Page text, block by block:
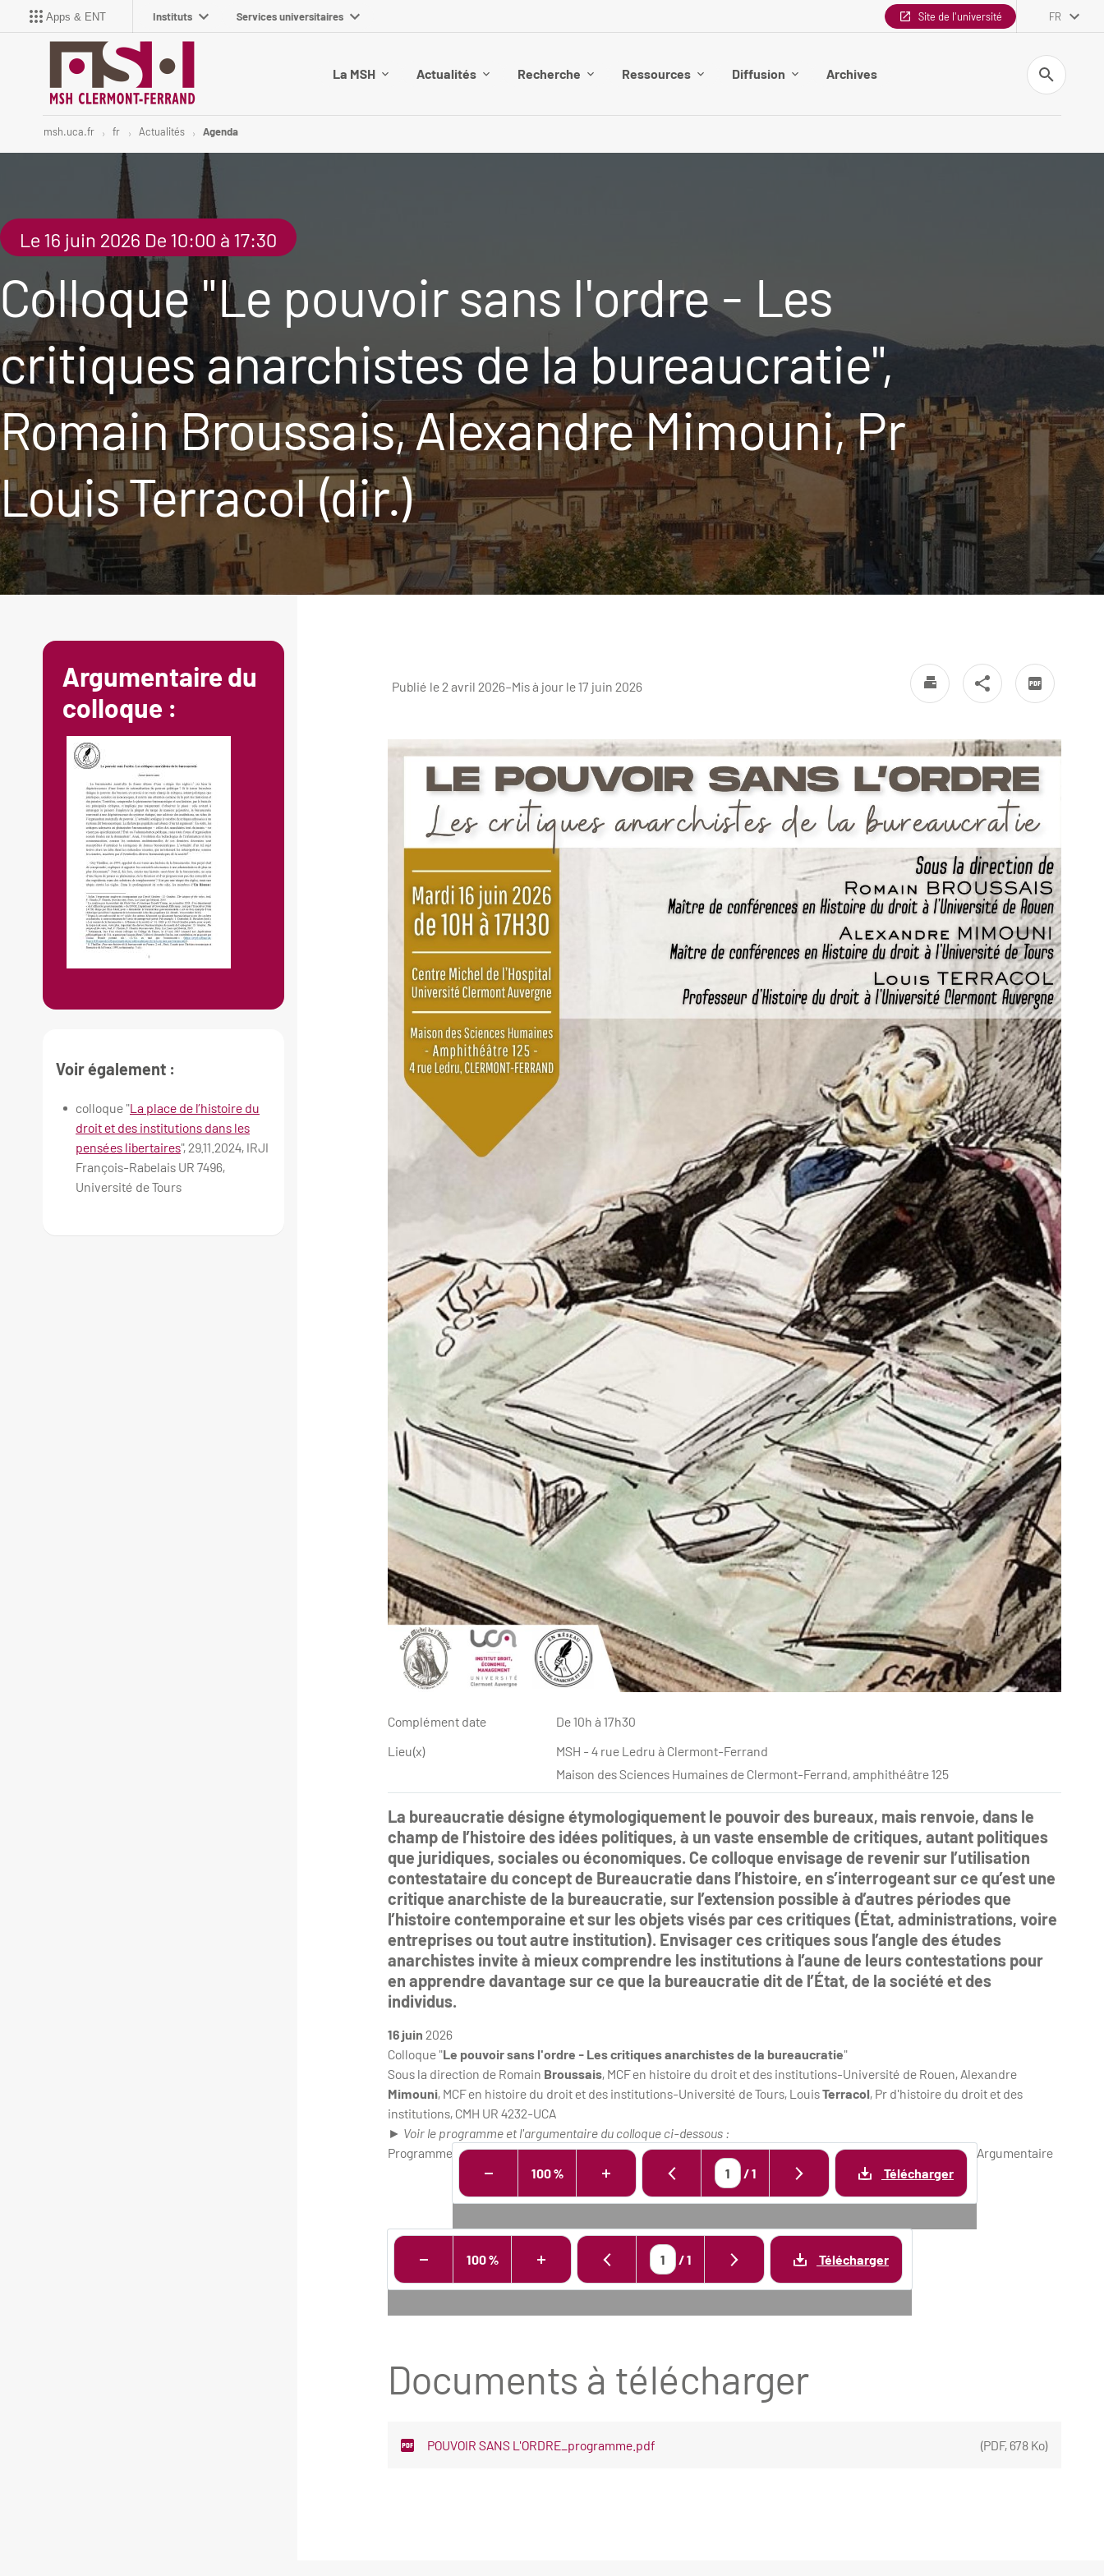
Apps & ENT Instituts Services universitaires Site de l'université FR
La MSH Actualités Recherche Ressources Diffusion Archives
Recherche
msh.uca.fr fr Actualités Agenda
Le 16 juin 2026 De 10:00 à 17:30
Colloque "Le pouvoir sans l'ordre - Les
critiques anarchistes de la bureaucratie",
Romain Broussais, Alexandre Mimouni, Pr
Louis Terracol (dir.)
Publié le 2 avril 2026–Mis à jour le 17 juin 2026
Complément date
De 10h à 17h30
Lieu(x)
MSH - 4 rue Ledru à Clermont-Ferrand
Maison des Sciences Humaines de Clermont-Ferrand, amphithéâtre 125
La bureaucratie désigne étymologiquement le pouvoir des bureaux, mais renvoie, dans le
champ de l’histoire des idées politiques, à un vaste ensemble de critiques, autant politiques
que juridiques, sociales ou économiques. Ce colloque envisage de revenir sur l’utilisation
contestataire du concept de Bureaucratie dans l’histoire, en s’interrogeant sur ce qu’est une
critique anarchiste de la bureaucratie, sur l’extension possible à d’autres périodes que
l’histoire contemporaine et sur les objets visés par ces critiques (État, administrations, voire
entreprises ou tout autre institution). Envisager ces critiques sous l’angle des études
anarchistes invite à mieux comprendre les institutions à l’aune de leurs contestations pour
en apprendre davantage sur ce que la bureaucratie dit de l’État, de la société et des
individus.
16 juin 2026
Colloque "Le pouvoir sans l'ordre - Les critiques anarchistes de la bureaucratie"
Sous la direction de Romain Broussais, MCF en histoire du droit et des institutions-Université de Rouen, Alexandre
Mimouni, MCF en histoire du droit et des institutions-Université de Tours, LouisTerracol, Pr d'histoire du droit et des
institutions, CMH UR 4232-UCA
► Voir le programme et l'argumentaire du colloque ci-dessous :
Programme
100 %
/1 Télécharger
Argumentaire
100 % /1 Télécharger
Documents à télécharger
POUVOIR SANS L'ORDRE_programme.pdf (PDF, 678 Ko)
Argumentaire du
colloque :
Voir également :
colloque "La place de l’histoire du
droit et des institutions dans les
pensées libertaires", 29.11.2024, IRJI
François-Rabelais UR 7496,
Université de Tours